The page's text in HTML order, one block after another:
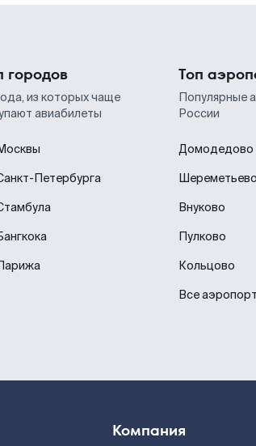
городов
из которых чаще
авиабилеты
Петербурга
Топ
Популярные
России
Домодедово
Шереметьево
Внуково
Пулково
Кольцово
Все
Компания